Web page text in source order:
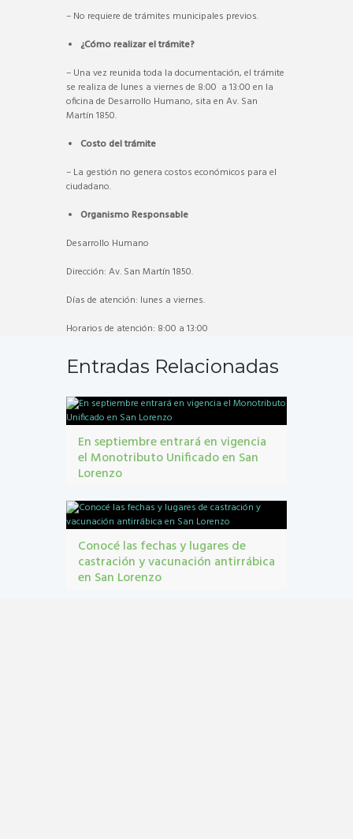
– No requiere de trámites municipales previos.
¿Cómo realizar el trámite?
– Una vez reunida toda la documentación, el trámite
se realiza de lunes a viernes de 8:00 a 13:00 en la
oficina de Desarrollo Humano, sita en Av. San
Martín 1850.
Costo del trámite
– La gestión no genera costos económicos para el
ciudadano.
Organismo Responsable
Desarrollo Humano
Dirección: Av. San Martín 1850.
Días de atención: lunes a viernes.
Horarios de atención: 8:00 a 13:00
Entradas Relacionadas
En septiembre entrará en vigencia
el Monotributo Unificado en San
Lorenzo
Unificado
Conocé las fechas y lugares de
castración y vacunación antirrábica
en San Lorenzo